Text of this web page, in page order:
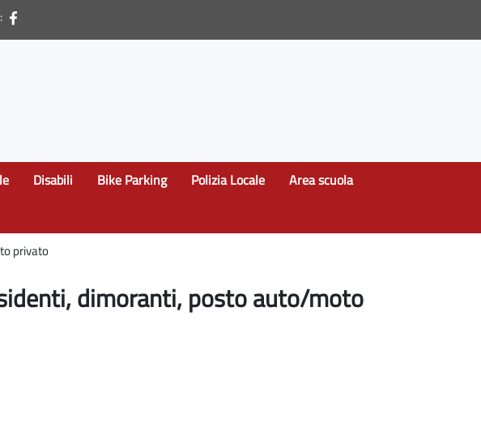
Disabili Bike Parking Polizia Locale
Area scuola
privato
dimoranti, posto auto/moto